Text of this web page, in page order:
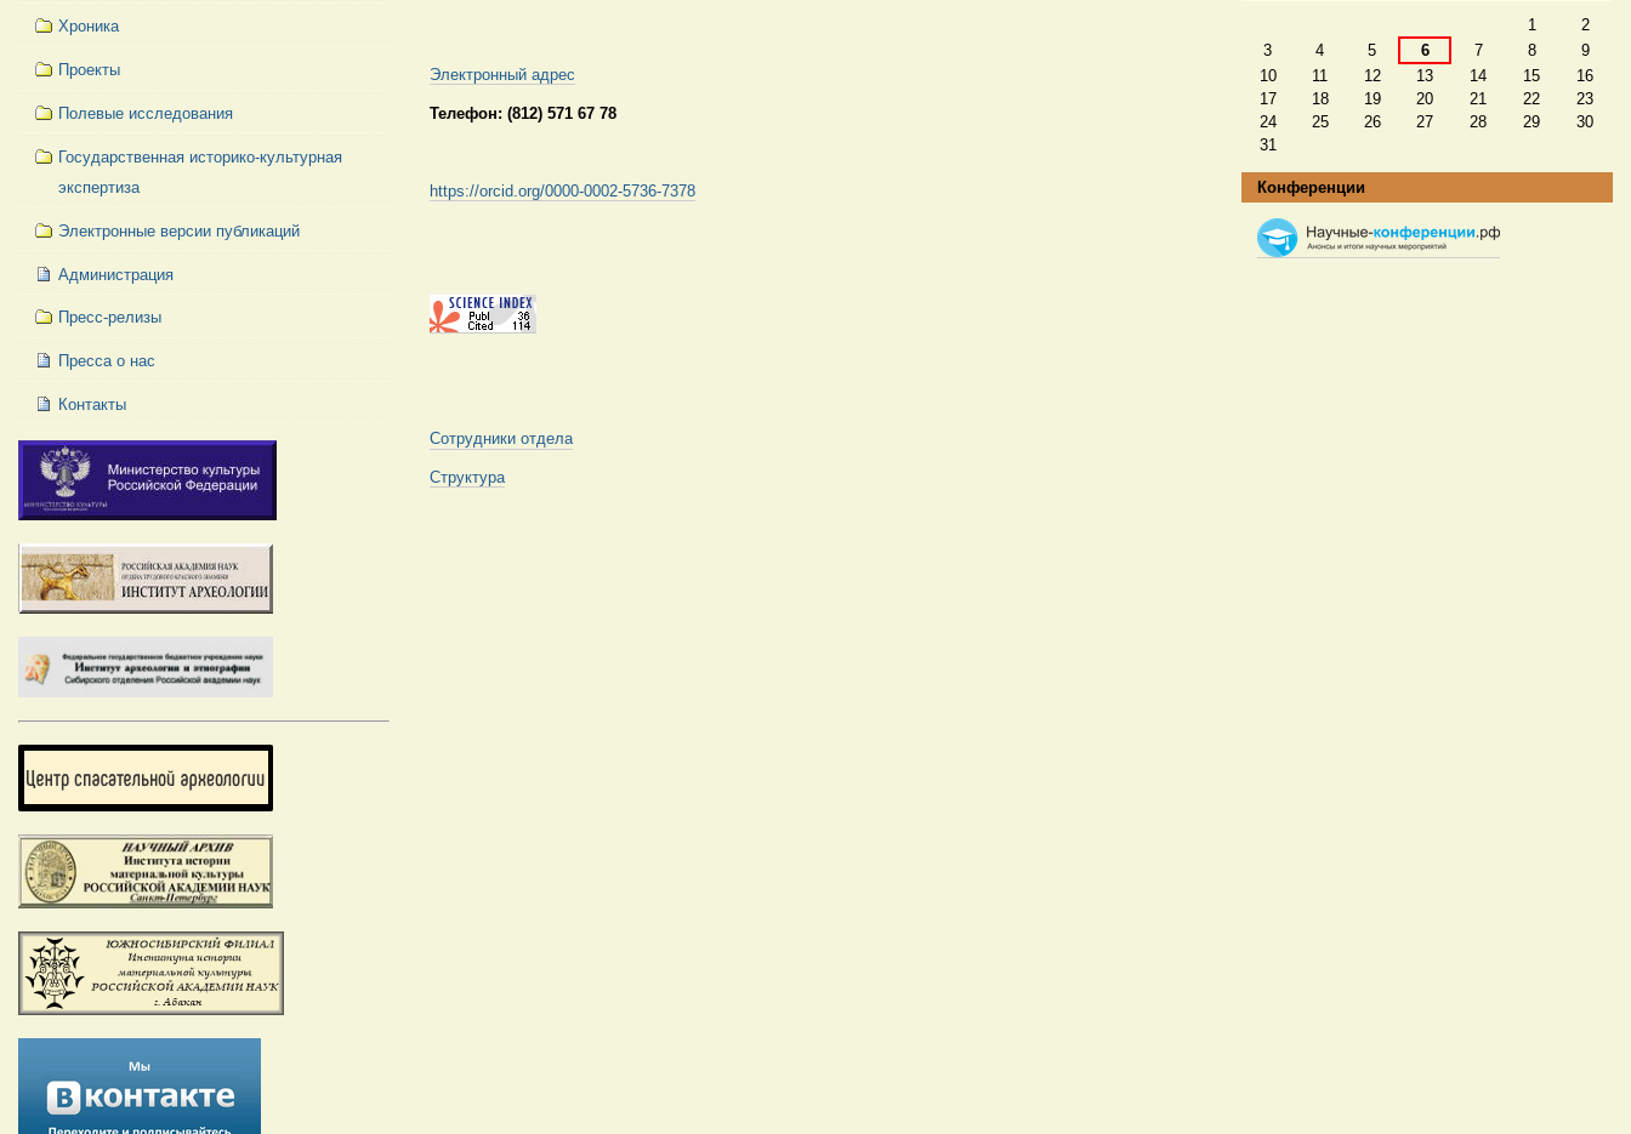
Электронный адрес
Телефон: (812) 571 67 78
https://orcid.org/0000-0002-5736-7378
Сотрудники отдела
Структура
Хроника
Проекты
Полевые исследования
Государственная историко-культурная
экспертиза
Электронные версии публикаций
Администрация
Пресс-релизы
Пресса о нас
Контакты
1
2
3
4 5 6 7 8
9
10
11 12 13 14 15
16
17
18 19 20 21 22
23
24
25 26 27 28 29
30
31
Конференции